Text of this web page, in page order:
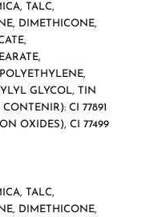
TALC,
DIMETHICONE,
GLYCOL, TIN
CI 77891
OXIDES), CI 77499
TALC,
DIMETHICONE,